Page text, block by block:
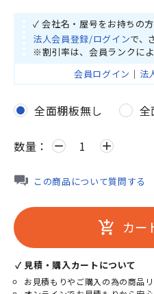
✓ 会社名・屋号をお持ちの
法人会員登録/ログインで、
※割引率は、会員ランクによ
会員ログイン ｜ 法
全面棚板無し 全
数量： remove add
この商品について質問する
add_shopping_cart カー
✓ 見積・購入カートについて
お見積もりやご購入の為の商品リ